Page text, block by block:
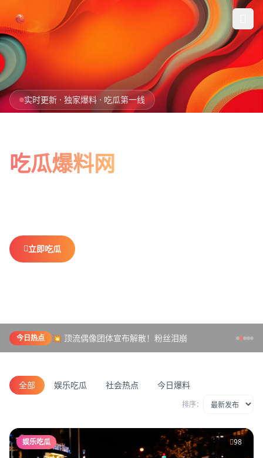
首页
今日爆料
实时更新 · 独家爆料 · 吃瓜第一线
吃瓜爆料网
立即吃瓜
今日热点 💥 顶流偶像团体宣布解散！粉丝泪崩
全部 娱乐吃瓜 社会热点 今日爆料
排序：
娱乐吃瓜 98